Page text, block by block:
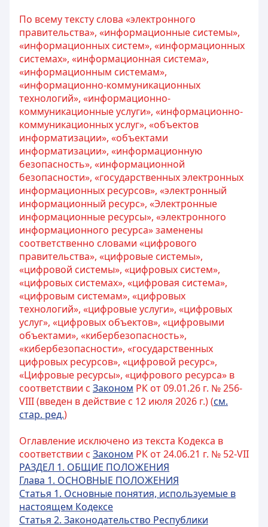
По всему тексту слова «электронного
правительства», «информационные системы»,
«информационных систем», «информационных
системах», «информационная система»,
«информационным системам»,
«информационно-коммуникационных
технологий», «информационно-
коммуникационные услуги», «информационно-
коммуникационных услуг», «объектов
информатизации», «объектами
информатизации», «информационную
безопасность», «информационной
безопасности», «государственных электронных
информационных ресурсов», «электронный
информационный ресурс», «Электронные
информационные ресурсы», «электронного
информационного ресурса» заменены
соответственно словами «цифрового
правительства», «цифровые системы»,
«цифровой системы», «цифровых систем»,
«цифровых системах», «цифровая система»,
«цифровым системам», «цифровых
технологий», «цифровые услуги», «цифровых
услуг», «цифровых объектов», «цифровыми
объектами», «кибербезопасность»,
«кибербезопасности», «государственных
цифровых ресурсов», «цифровой ресурс»,
«Цифровые ресурсы», «цифрового ресурса» в
соответствии с Законом РК от 09.01.26 г. № 256-
VIII (введен в действие с 12 июля 2026 г.) (см.
стар. ред.)
Оглавление исключено из текста Кодекса в
соответствии с Законом РК от 24.06.21 г. № 52-VII
РАЗДЕЛ 1. ОБЩИЕ ПОЛОЖЕНИЯ
Глава 1. ОСНОВНЫЕ ПОЛОЖЕНИЯ
Статья 1. Основные понятия, используемые в
настоящем Кодексе
Статья 2. Законодательство Республики